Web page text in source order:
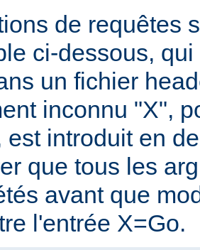
de requêtes
ci-dessous,
un fichier
inconnu "X",
est introduit en
que tous les
avant que
l'entrée X=Go.